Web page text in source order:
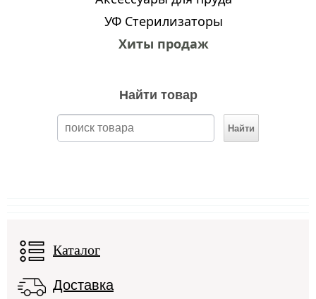
УФ Стерилизаторы
Хиты продаж
Найти товар
Каталог
Доставка